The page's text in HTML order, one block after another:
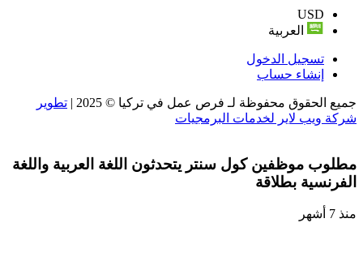
USD
العربية
تسجيل الدخول
إنشاء حساب
جميع الحقوق محفوظة لـ فرص عمل في تركيا © 2025 |
تطوير
شركة ويب لاير لخدمات البرمجيات
مطلوب موظفين كول سنتر يتحدثون اللغة العربية واللغة
الفرنسية بطلاقة
منذ 7 أشهر